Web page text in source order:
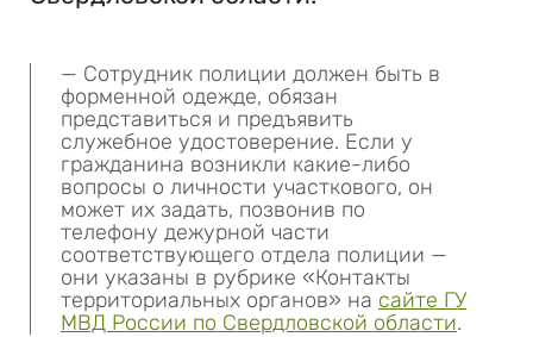
— Сотрудник полиции должен быть в
форменной одежде, обязан
представиться и предъявить
служебное удостоверение. Если у
гражданина возникли какие-либо
вопросы о личности участкового, он
может их задать, позвонив по
телефону дежурной части
соответствующего отдела полиции —
они указаны в рубрике «Контакты
территориальных органов» на сайте ГУ
МВД России по Свердловской области.